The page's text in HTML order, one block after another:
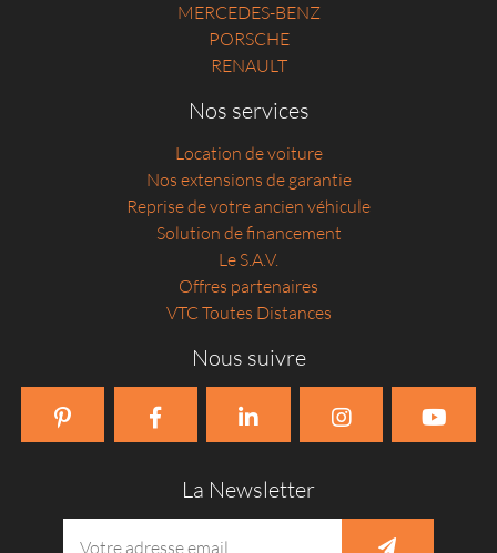
MERCEDES-BENZ
PORSCHE
RENAULT
Nos services
Location de voiture
Nos extensions de garantie
Reprise de votre ancien véhicule
Solution de financement
Le S.A.V.
Offres partenaires
VTC Toutes Distances
Nous suivre
La Newsletter